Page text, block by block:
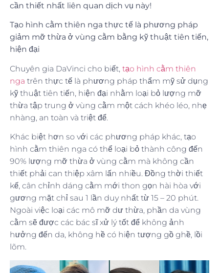
cần thiết nhất liên quan dịch vụ này!
Tạo hình cằm thiên nga thực tế là phương pháp
giảm mỡ thừa ở vùng cằm bằng kỹ thuật tiên tiến,
hiện đại
Chuyên gia DaVinci cho biết, tạo hình cằm thiên
nga trên thực tế là phương pháp thẩm mỹ sử dụng
kỹ thuật tiên tiến, hiện đại nhằm loại bỏ lượng mỡ
thừa tập trung ở vùng cằm một cách khéo léo, nhẹ
nhàng, an toàn và triệt để.
Khác biệt hơn so với các phương pháp khác, tạo
hình cằm thiên nga có thể loại bỏ thành công đến
90% lượng mỡ thừa ở vùng cằm mà không cần
thiết phải can thiệp xâm lấn nhiều. Đồng thời thiết
kế, cân chỉnh dáng cằm mới thon gọn hài hòa với
gương mặt chỉ sau 1 lần duy nhất từ 15 – 20 phút.
Ngoài việc loại các mô mỡ dư thừa, phần da vùng
cằm sẽ được các bác sĩ xử lý tốt để không ảnh
hưởng đến da, không hề có hiện tượng gồ ghề, lồi
lõm.